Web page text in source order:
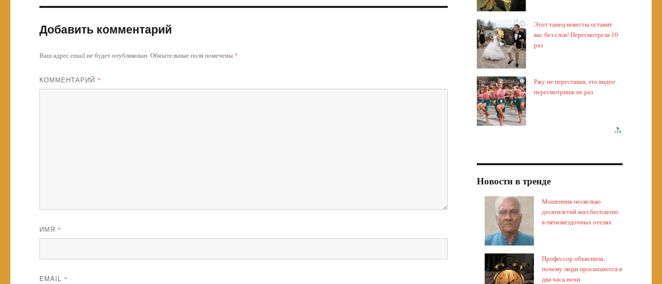
Добавить комментарий
Ваш адрес email не будет опубликован.Обязательные поля помечены *
КОММЕНТАРИЙ *
ИМЯ *
EMAIL *
i
Этот танец невесты оставит
вас без слов! Пересмотрела 10
раз
i
Ржу не переставая, это видео
пересмотришь не раз
Новости в тренде
Мошенник несколько
десятилетий жил бесплатно
в пятизвёздочных отелях
Профессор объяснила,
почему люди просыпаются в
два часа ночи